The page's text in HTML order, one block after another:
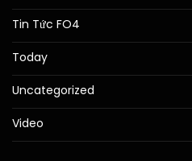
Tin Tức FO4
Today
Uncategorized
Video